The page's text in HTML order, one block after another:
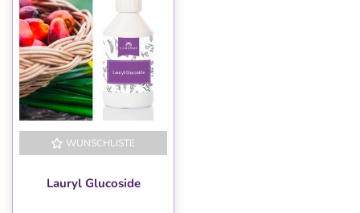
WUNSCHLISTE
Lauryl Glucoside